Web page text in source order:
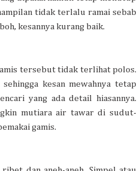
tidak terlalu ramai sebab
kesannya kurang baik.
tersebut tidak terlihat polos.
kesan mewahnya tetap
yang ada detail hiasannya.
mutiara air tawar di sudut-
gamis.